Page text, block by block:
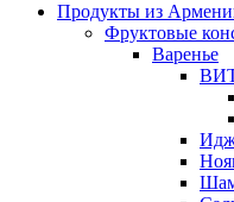
Продукты из
Фруктовые
Варенье